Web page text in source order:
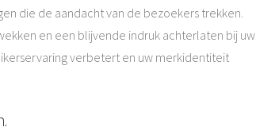
die de aandacht van de bezoekers trekken.
en een blijvende indruk achterlaten bij uw
verbetert en uw merkidentiteit